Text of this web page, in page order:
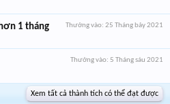
Thưởng vào: 25 Tháng bảy 2021
1 tháng
Thưởng vào: 5 Tháng sáu 2021
Xem tất cả thành tích có thể đạt được